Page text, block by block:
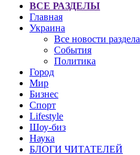
ВСЕ РАЗДЕЛЫ
Главная
Украина
Все новости раздела
События
Политика
Город
Мир
Бизнес
Спорт
Lifestyle
Шоу-биз
Наука
БЛОГИ ЧИТАТЕЛЕЙ